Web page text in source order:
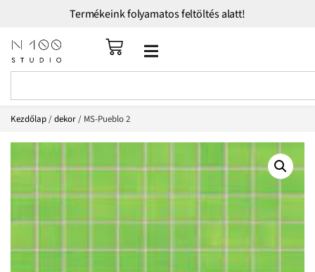
Termékeink folyamatos feltöltés alatt!
Kezdőlap/dekor/ MS-Pueblo 2